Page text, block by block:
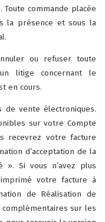
Toute commande placée
la présence et sous la
ou refuser toute
litige concernant le
en cours.
de vente électroniques.
sur votre Compte
recevrez votre facture
d’acceptation de la
». Si vous n’avez plus
votre facture à
de Réalisation de
sur les